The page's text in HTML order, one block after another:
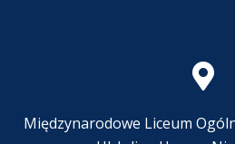
Międzynarodowe Liceum